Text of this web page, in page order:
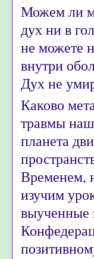
Можем ли
дух ни в
не можете
внутри
Дух не
Каково
травмы
планета
Временем,
изучим
выученные